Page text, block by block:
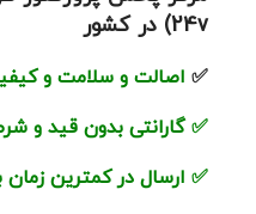
24v) در کشور
✅ اصالت و سلامت و
✅گارانتی بدون قید و
✅ ارسال در کمترین